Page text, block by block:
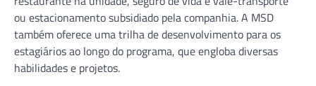
ou estacionamento subsidiado pela companhia. A MSD
também oferece uma trilha de desenvolvimento para os
estagiários ao longo do programa, que engloba diversas
habilidades e projetos.